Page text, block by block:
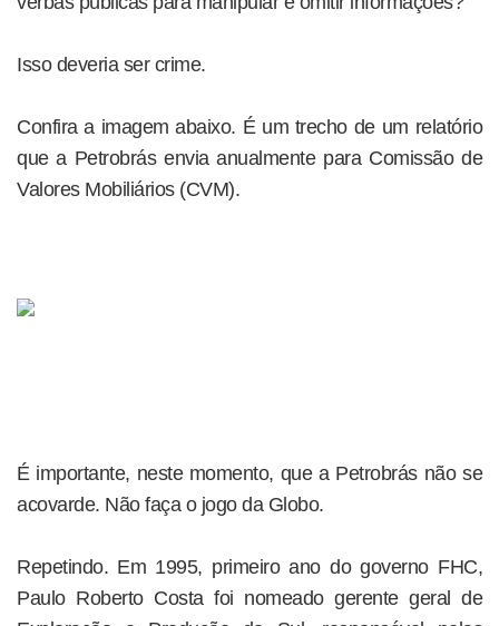
Isso deveria ser crime.
Confira a imagem abaixo. É um trecho de um relatório
que a Petrobrás envia anualmente para Comissão de
Valores Mobiliários (CVM).
É importante, neste momento, que a Petrobrás não se
acovarde. Não faça o jogo da Globo.
Repetindo. Em 1995, primeiro ano do governo FHC,
Paulo Roberto Costa foi nomeado gerente geral de